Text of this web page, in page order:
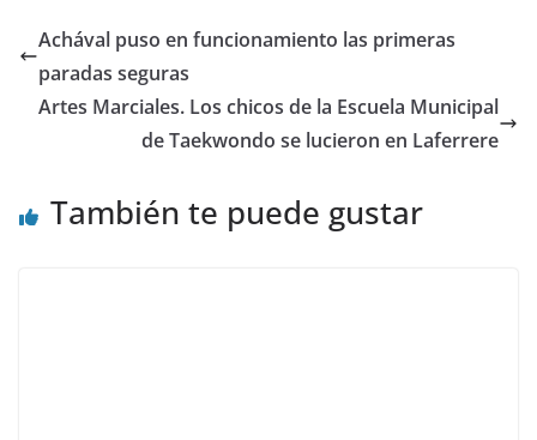
Achával puso en funcionamiento las primeras
paradas seguras
Artes Marciales. Los chicos de la Escuela Municipal
de Taekwondo se lucieron en Laferrere
También te puede gustar